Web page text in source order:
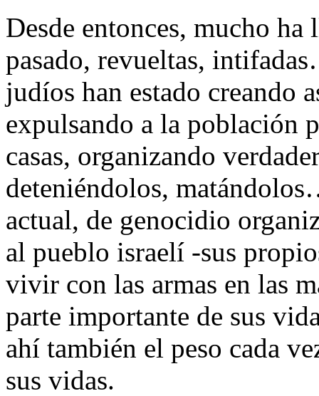
Desde entonces, mucho
pasado, revueltas,
judíos han estado creando
expulsando a la población
casas, organizando
deteniéndolos,
actual, de genocidio
al pueblo israelí -sus
vivir con las armas en las
parte importante de sus
ahí también el peso cada
sus vidas.